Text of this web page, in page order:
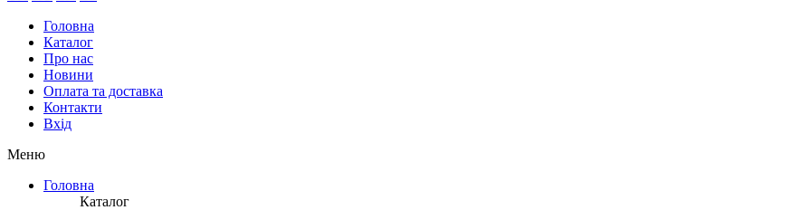
Головна
Каталог
Про нас
Новини
Оплата та доставка
Контакти
Вхiд
Меню
Головна
Каталог